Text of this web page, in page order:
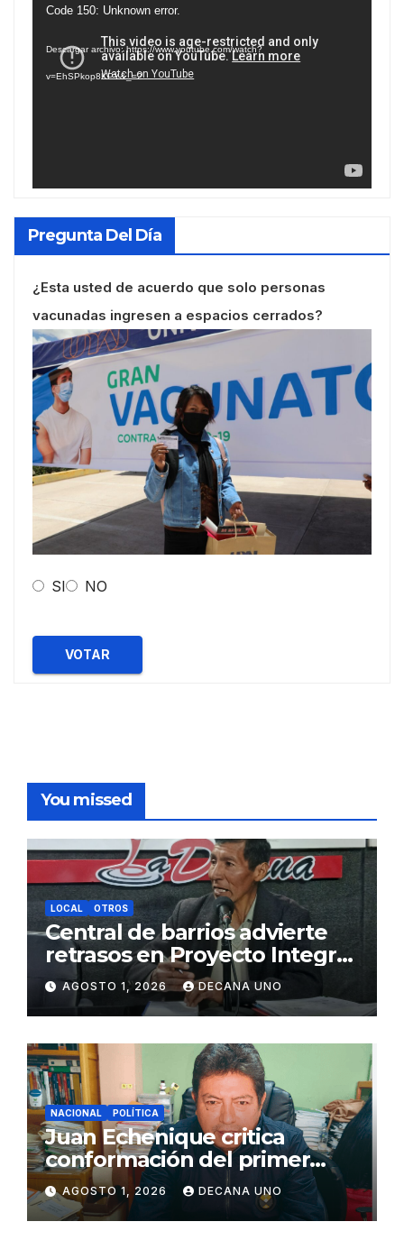
Reproductor
vídeo
Code 150: Unknown error.
Descargar archivo: https://www.youtube.com/watch?
v=EhSPkop8KPY&_=2
Pregunta Del Día
¿Esta usted de acuerdo que solo personas
vacunadas ingresen a espacios cerrados?
SI NO
VOTAR
You missed
LOCAL OTROS
Central de barrios advierte
retrasos en Proyecto Integral
de Agua y Alcantarillado para
Juliaca
AGOSTO 1, 2026 DECANA UNO
NACIONAL POLÍTICA
Juan Echenique critica
conformación del primer
gabinete ministerial de Keiko
Fujimori
AGOSTO 1, 2026 DECANA UNO